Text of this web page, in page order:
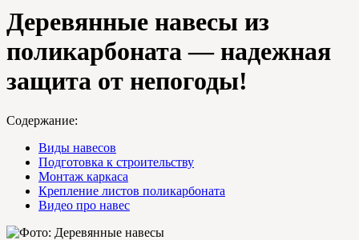
Деревянные навесы из
поликарбоната — надежная
защита от непогоды!
Содержание:
Виды навесов
Подготовка к строительству
Монтаж каркаса
Крепление листов поликарбоната
Видео про навес